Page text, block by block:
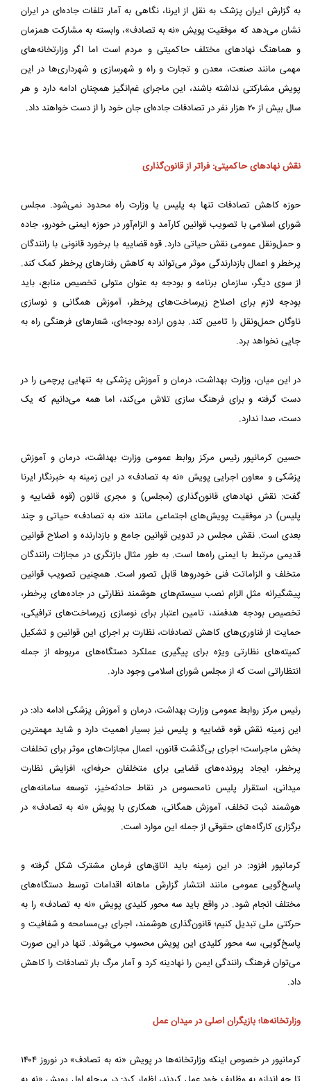
به گزارش ایران پزشک به نقل از ایرنا، نگاهی به آمار تلفات جاده‌ای در ایران
نشان می‌دهد که موفقیت پویش «نه به تصادف»، وابسته به مشارکت همزمان
و هماهنگ نهادهای مختلف حاکمیتی و مردم است اما اگر وزارتخانه‌های
مهمی مانند صنعت، معدن و تجارت و راه و شهرسازی و شهرداری‌ها در این
پویش مشارکتی نداشته باشند، این ماجرای غم‌انگیز همچنان ادامه دارد و هر
سال بیش از ۲۰ هزار نفر در تصادفات جاده‌ای جان خود را از دست خواهند داد.
نقش نهادهای حاکمیتی: فراتر از قانون‌گذاری
حوزه کاهش تصادفات تنها به پلیس یا وزارت راه محدود نمی‌شود. مجلس
شورای اسلامی با تصویب قوانین کارآمد و الزام‌آور در حوزه ایمنی خودرو، جاده
و حمل‌ونقل عمومی نقش حیاتی دارد. قوه قضاییه با برخورد قانونی با رانندگان
پرخطر و اعمال بازدارندگی موثر می‌تواند به کاهش رفتارهای پرخطر کمک کند.
از سوی دیگر، سازمان برنامه و بودجه به عنوان متولی تخصیص منابع، باید
بودجه لازم برای اصلاح زیرساخت‌های پرخطر، آموزش همگانی و نوسازی
ناوگان حمل‌ونقل را تامین کند. بدون اراده بودجه‌ای، شعارهای فرهنگی راه به
جایی نخواهد برد.
در این میان، وزارت بهداشت، درمان و آموزش پزشکی به تنهایی پرچمی را در
دست گرفته و برای فرهنگ سازی تلاش می‌کند، اما همه می‌دانیم که یک
دست، صدا ندارد.
حسین کرمانپور رئیس مرکز روابط عمومی وزارت بهداشت، درمان و آموزش
پزشکی و معاون اجرایی پویش «نه به تصادف» در این زمینه به خبرنگار ایرنا
گفت: نقش نهادهای قانون‌گذاری (مجلس) و مجری قانون (قوه قضاییه و
پلیس) در موفقیت پویش‌های اجتماعی مانند «نه به تصادف» حیاتی و چند
بعدی است. نقش مجلس در تدوین قوانین جامع و بازدارنده و اصلاح قوانین
قدیمی مرتبط با ایمنی راه‌ها است. به طور مثال بازنگری در مجازات رانندگان
متخلف و الزاماتت فنی خودروها قابل تصور است. همچنین تصویب قوانین
پیشگیرانه مثل الزام نصب سیستم‌های هوشمند نظارتی در جاده‌های پرخطر،
تخصیص بودجه هدفمند، تامین اعتبار برای نوسازی زیرساخت‌های ترافیکی،
حمایت از فناوری‌های کاهش تصادفات، نظارت بر اجرای این قوانین و تشکیل
کمیته‌های نظارتی ویژه برای پیگیری عملکرد دستگاه‌های مربوطه از جمله
انتظاراتی است که از مجلس شورای اسلامی وجود دارد.
رئیس مرکز روابط عمومی وزارت بهداشت، درمان و آموزش پزشکی ادامه داد: در
این زمینه نقش قوه قضاییه و پلیس نیز بسیار اهمیت دارد و شاید مهمترین
بخش ماجراست؛ اجرای بی‌گذشت قانون، اعمال مجازات‌های موثر برای تخلفات
پرخطر، ایجاد پرونده‌های قضایی برای متخلفان حرفه‌ای، افزایش نظارت
میدانی، استقرار پلیس نامحسوس در نقاط حادثه‌خیز، توسعه سامانه‌های
هوشمند ثبت تخلف، آموزش همگانی، همکاری با پویش «نه به تصادف» در
برگزاری کارگاه‌های حقوقی از جمله این موارد است.
کرمانپور افزود: در این زمینه باید اتاق‌های فرمان مشترک شکل گرفته و
پاسخ‌گویی عمومی مانند انتشار گزارش ماهانه اقدامات توسط دستگاه‌های
مختلف انجام شود. در واقع باید سه محور کلیدی پویش «نه به تصادف» را به
حرکتی ملی تبدیل کنیم؛ قانون‌گذاری هوشمند، اجرای بی‌مسامحه و شفافیت و
پاسخ‌گویی، سه محور کلیدی این پویش محسوب می‌شوند. تنها در این صورت
می‌توان فرهنگ رانندگی ایمن را نهادینه کرد و آمار مرگ بار تصادفات را کاهش
داد.
وزارتخانه‌ها؛ بازیگران اصلی در میدان عمل
کرمانپور در خصوص اینکه وزارتخانه‌ها در پویش «نه به تصادف» در نوروز ۱۴۰۴